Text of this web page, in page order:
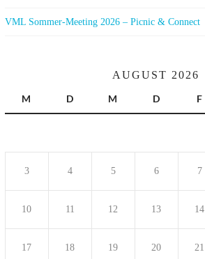
VML Sommer-Meeting 2026 – Picnic & Connect
AUGUST 2026
M
D M D F
3 4 5 6 7
10 11 12 13 14
17 18 19 20 21